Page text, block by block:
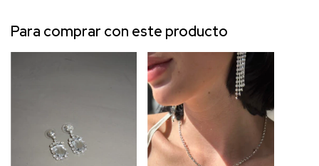
Para comprar con este producto